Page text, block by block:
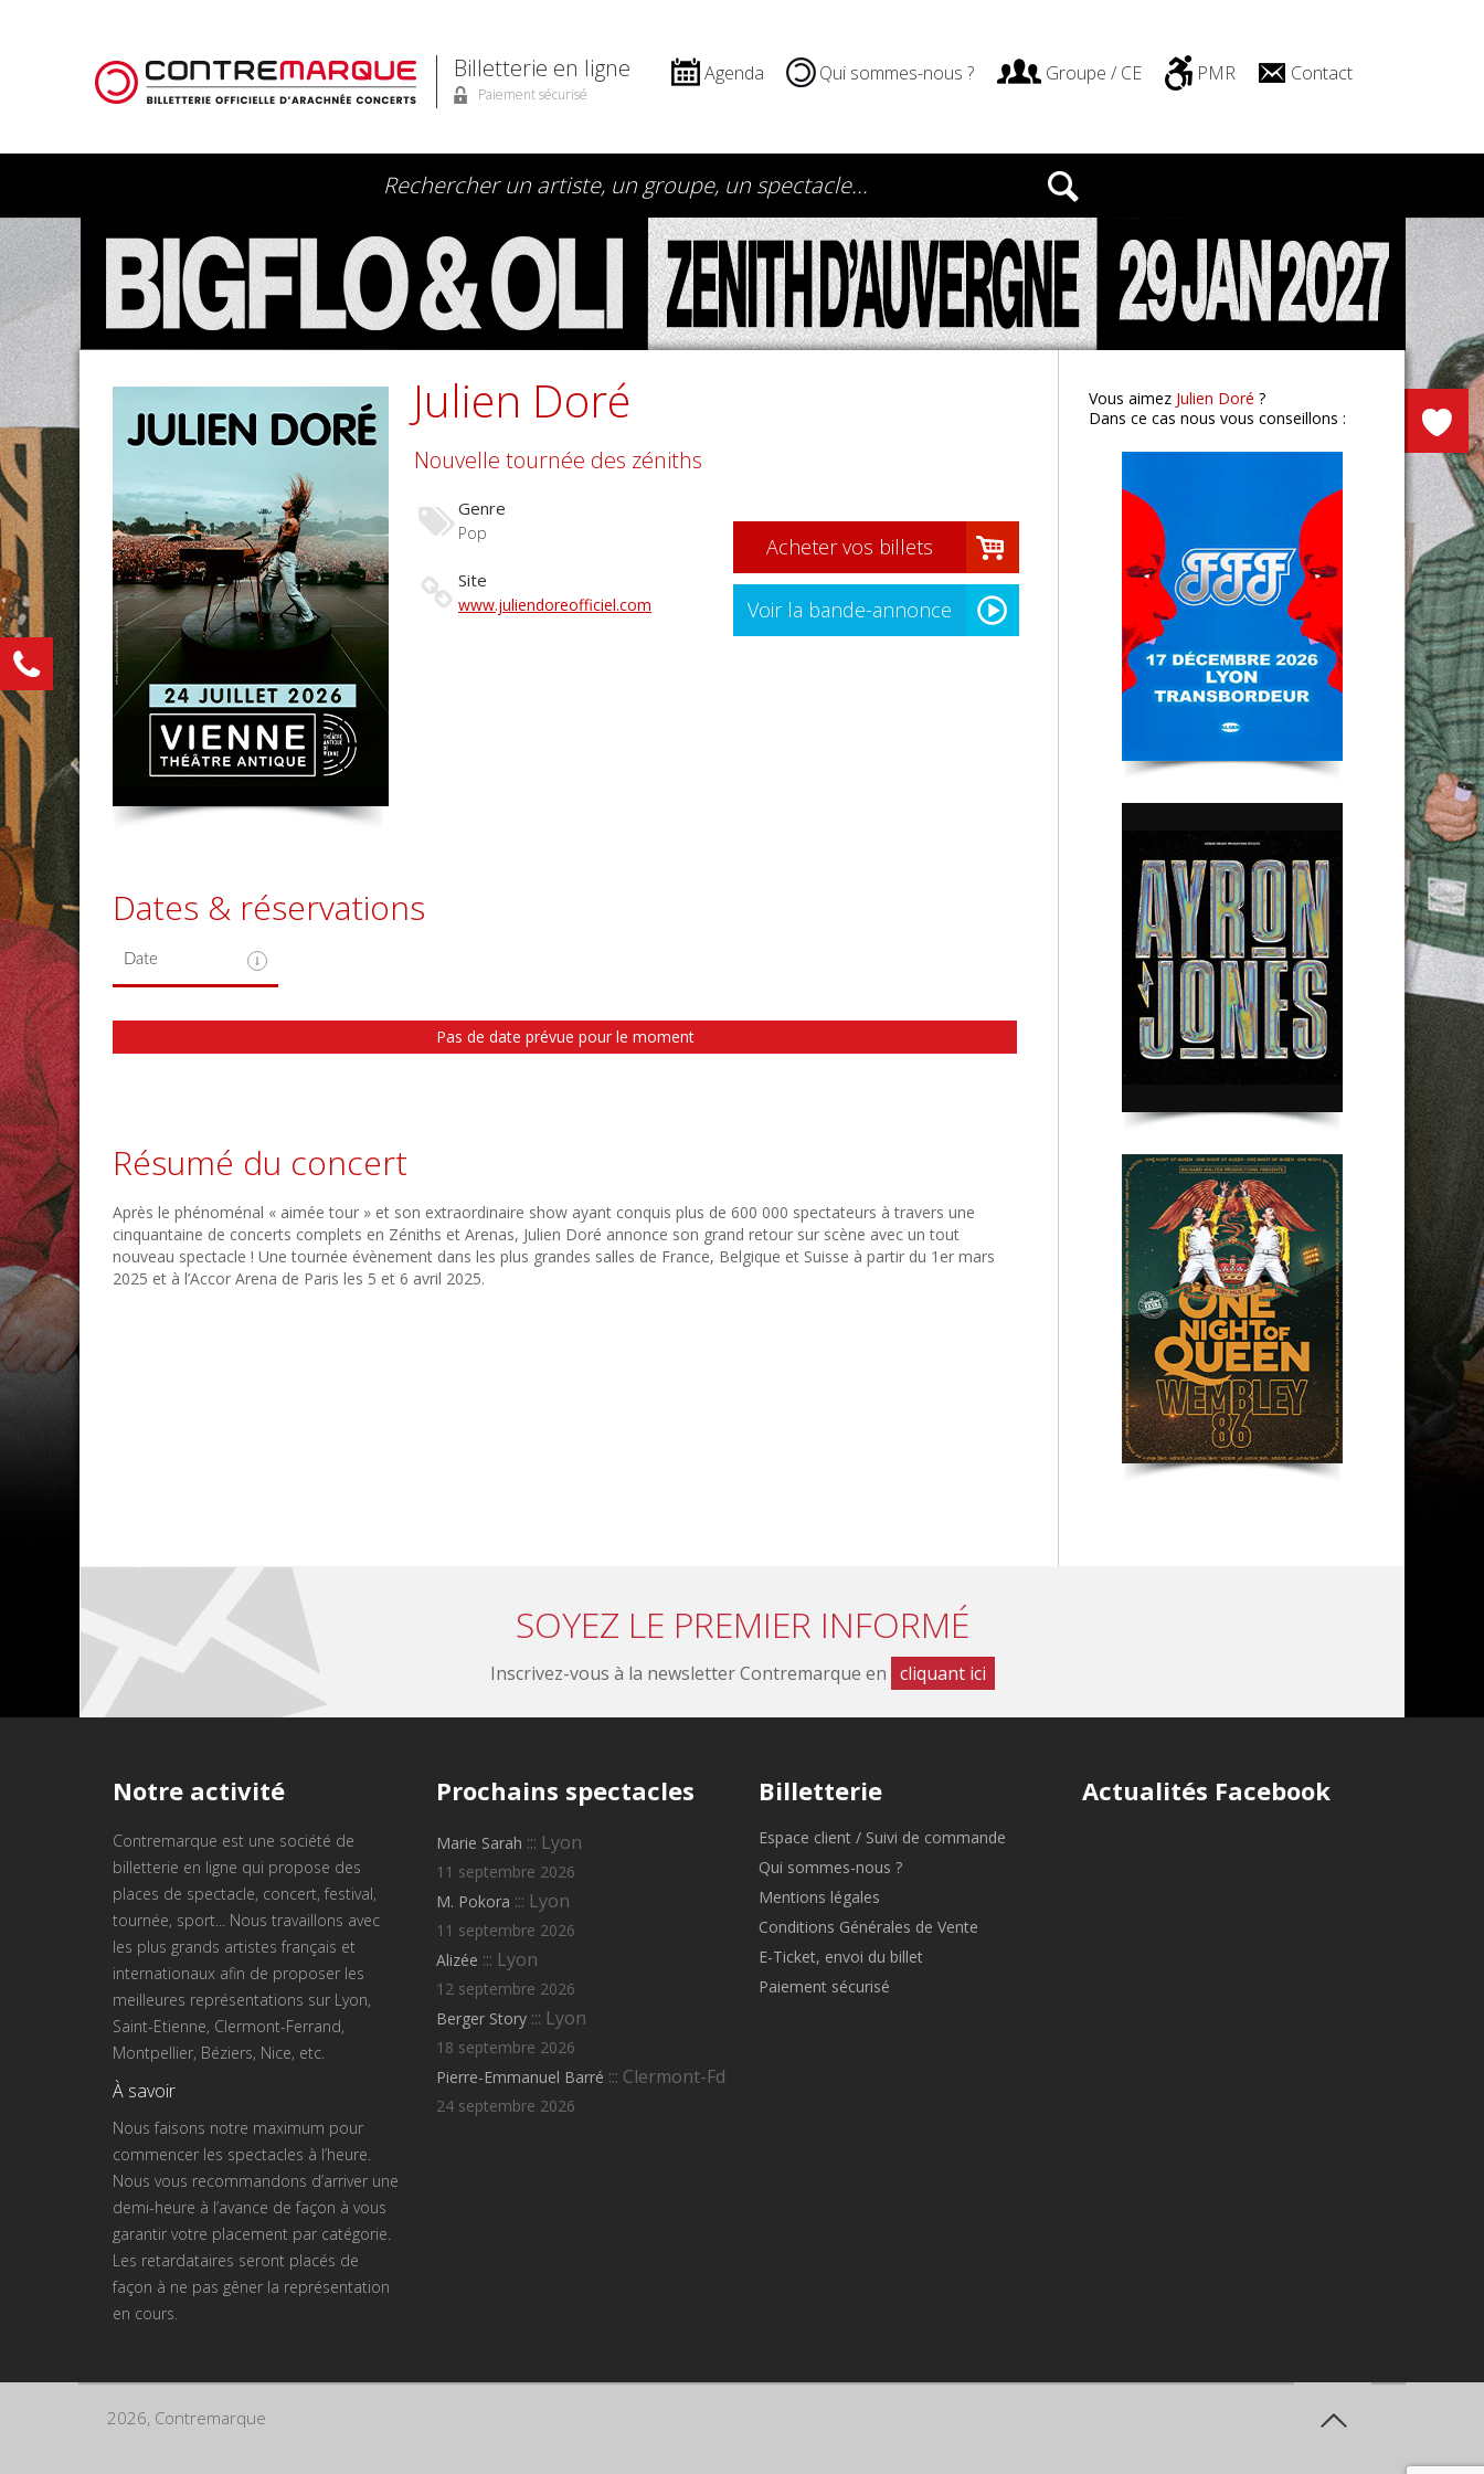
Billetterie en ligne
Paiement sécurisé
Agenda Qui sommes-nous ? Groupe / CE PMR Contact
Julien Doré
Nouvelle tournée des zéniths
Genre
Pop
Site
www.juliendoreofficiel.com
Acheter vos billets
Voir la bande-annonce
Dates & réservations
Pas de date prévue pour le moment
Résumé du concert
Après le phénoménal « aimée tour » et son extraordinaire show ayant conquis plus de 600 000 spectateurs à travers une
cinquantaine de concerts complets en Zéniths et Arenas, Julien Doré annonce son grand retour sur scène avec un tout
nouveau spectacle ! Une tournée évènement dans les plus grandes salles de France, Belgique et Suisse à partir du 1er mars
2025 et à l’Accor Arena de Paris les 5 et 6 avril 2025.
Vous aimez Julien Doré ?
Dans ce cas nous vous conseillons :
FFF
Lyon
Ayron Jones
One night of Queen
Lyon
St Etienne
Clermont-Fd
SOYEZ LE PREMIER INFORMÉ
Inscrivez-vous à la newsletter Contremarque en cliquant ici
Notre activité
Contremarque est une société de
billetterie en ligne qui propose des
places de spectacle, concert, festival,
tournée, sport... Nous travaillons avec
les plus grands artistes français et
internationaux afin de proposer les
meilleures représentations sur Lyon,
Saint-Etienne, Clermont-Ferrand,
Montpellier, Béziers, Nice, etc.
À savoir
Nous faisons notre maximum pour
commencer les spectacles à l’heure.
Nous vous recommandons d’arriver une
demi-heure à l’avance de façon à vous
garantir votre placement par catégorie.
Les retardataires seront placés de
façon à ne pas gêner la représentation
en cours.
Prochains spectacles
Marie Sarah ::: Lyon
11 septembre 2026
M. Pokora ::: Lyon
11 septembre 2026
Alizée ::: Lyon
12 septembre 2026
Berger Story::: Lyon
18 septembre 2026
Pierre-Emmanuel Barré ::: Clermont-Fd
24 septembre 2026
Billetterie
Espace client / Suivi de commande
Qui sommes-nous ?
Mentions légales
Conditions Générales de Vente
E-Ticket, envoi du billet
Paiement sécurisé
Actualités Facebook
2026, Contremarque